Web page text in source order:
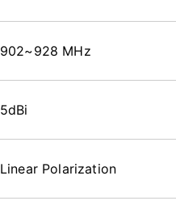
902~928 MHz
5dBi
Linear Polarization